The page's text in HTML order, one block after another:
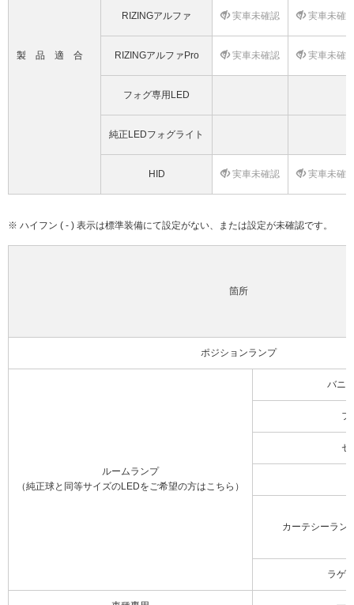
製品適合
RIZINGアルファ 実車未確認 実車未確
RIZINGアルファPro 実車未確認 実車未確
フォグ専用LED
純正LEDフォグライト
HID 実車未確認 実車未確
※ ハイフン ( - ) 表示は標準装備にて設定がない、または設定が未確認です。
箇所
ポジションランプ
ルームランプ
（純正球と同等サイズのLEDをご希望の方はこちら）
バニ
フ
セ
カーテシーラン
ラゲ